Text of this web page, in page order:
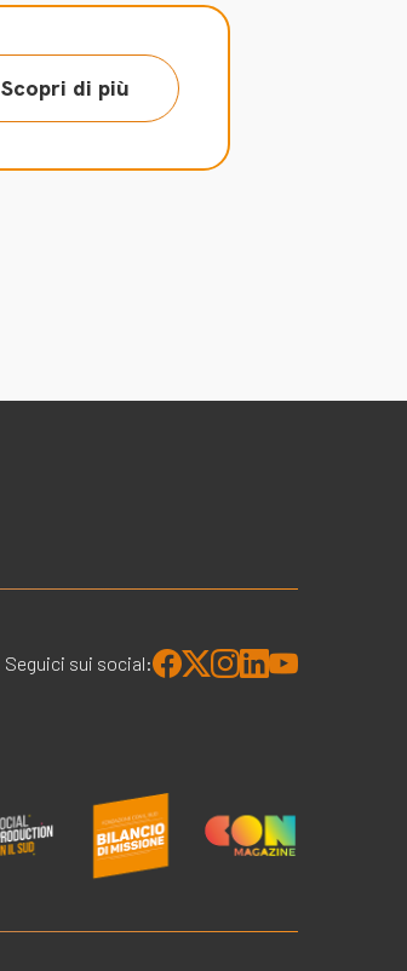
Scopri di più
Seguici sui social: